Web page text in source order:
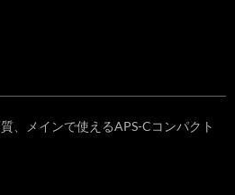
、メインで使えるAPS-Cコンパクト